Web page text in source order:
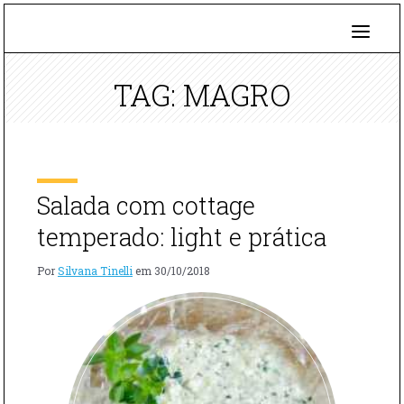
TAG: MAGRO
Salada com cottage
temperado: light e prática
PorSilvana Tinelli em 30/10/2018